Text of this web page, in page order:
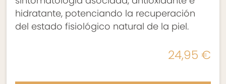
hidratante, potenciando la recuperación
del estado fisiológico natural de la piel.
24,95 €